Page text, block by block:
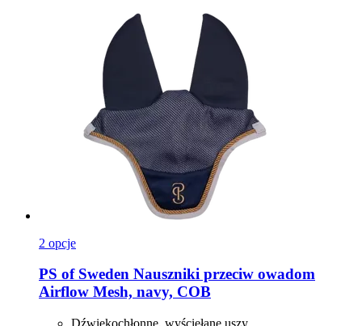
2 opcje
PS of Sweden Nauszniki przeciw owadom
Airflow Mesh, navy, COB